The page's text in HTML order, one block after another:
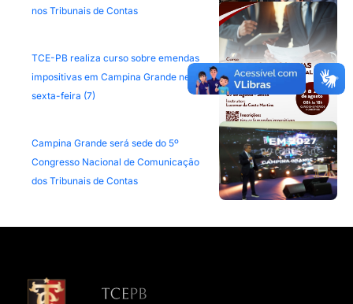
nos Tribunais de Contas
TCE-PB realiza curso sobre emendas
impositivas em Campina Grande nesta
sexta-feira (7)
Campina Grande será sede do 5º
Congresso Nacional de Comunicação
dos Tribunais de Contas